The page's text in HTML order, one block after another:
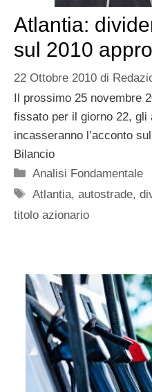
Atlantia:
sul 2010
22 Ottobre 2010 di
Il prossimo 25 novembre
fissato per il giorno 22, gli
incasseranno l’acconto
Bilancio
Categorie
Analisi Fondamentale
Tag
Atlantia,autostrade,
titolo azionario